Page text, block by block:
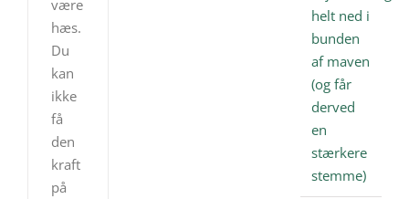
være
hæs.
Du
kan
ikke
få
den
kraft
på
helt ned i
bunden
af maven
(og får
derved
en
stærkere
stemme)